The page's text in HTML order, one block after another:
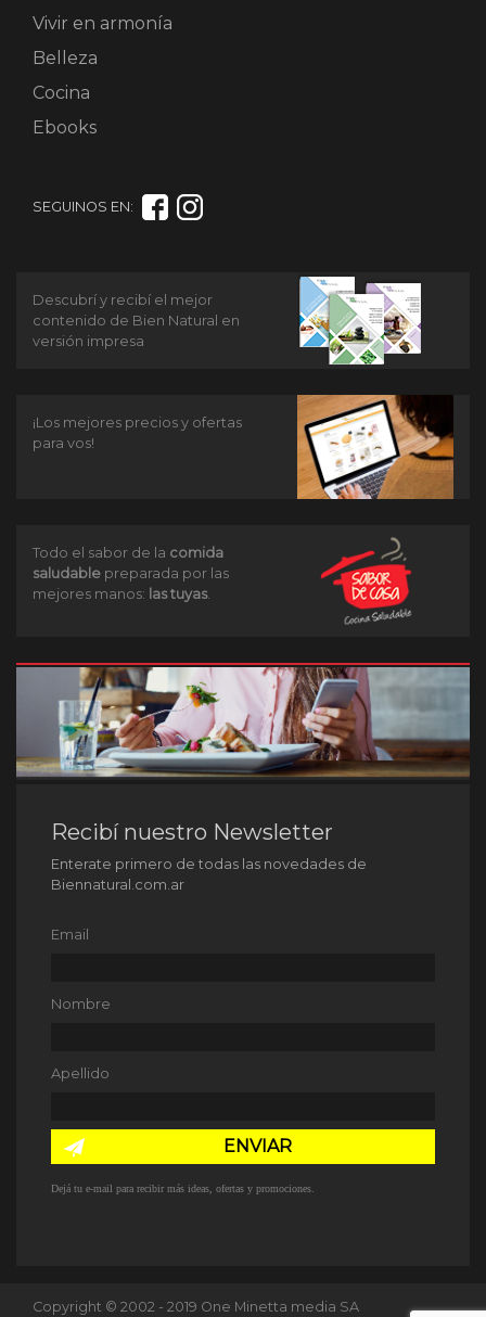
Vivir en armonía
Belleza
Cocina
Ebooks
SEGUINOS EN:
Descubrí y recibí el mejor
contenido de Bien Natural en
versión impresa
¡Los mejores precios y ofertas
para vos!
Todo el sabor de la comida
saludable preparada por las
mejores manos: las tuyas.
Recibí nuestro Newsletter
Enterate primero de todas las novedades de
Biennatural.com.ar
Email
Nombre
Apellido
ENVIAR
Dejá tu e-mail para recibir más ideas, ofertas y promociones.
Copyright © 2002 - 2019 One Minetta media SA